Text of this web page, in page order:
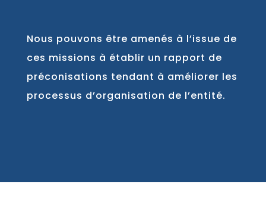
Nous pouvons être amenés à l’issue de
ces missions à établir un rapport de
préconisations tendant à améliorer les
processus d’organisation de l’entité.